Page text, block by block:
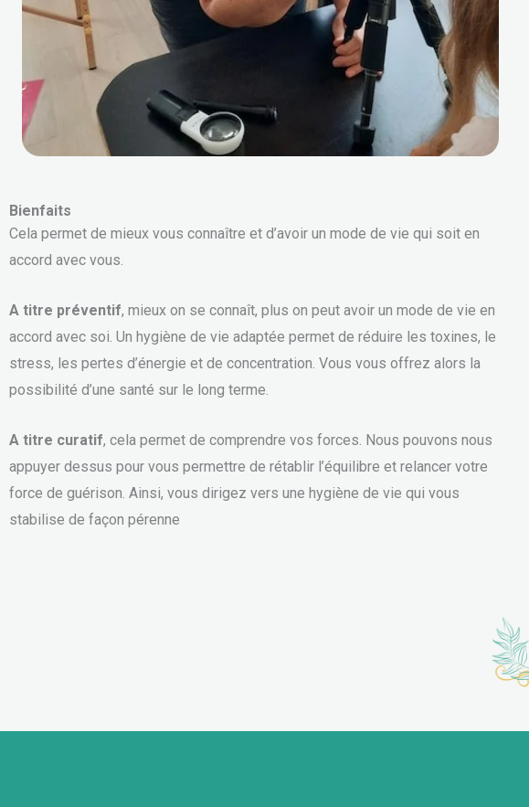
Bienfaits
Cela permet de mieux vous connaître et d’avoir un mode de vie qui soit en
accord avec vous.
A titre préventif, mieux on se connaît, plus on peut avoir un mode de vie en
accord avec soi. Un hygiène de vie adaptée permet de réduire les toxines, le
stress, les pertes d’énergie et de concentration. Vous vous offrez alors la
possibilité d’une santé sur le long terme.
A titre curatif, cela permet de comprendre vos forces. Nous pouvons nous
appuyer dessus pour vous permettre de rétablir l’équilibre et relancer votre
force de guérison. Ainsi, vous dirigez vers une hygiène de vie qui vous
stabilise de façon pérenne